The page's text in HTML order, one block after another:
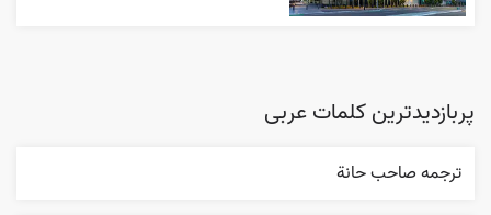
پربازدیدترین کلمات عربی
ترجمه صاحب حانة